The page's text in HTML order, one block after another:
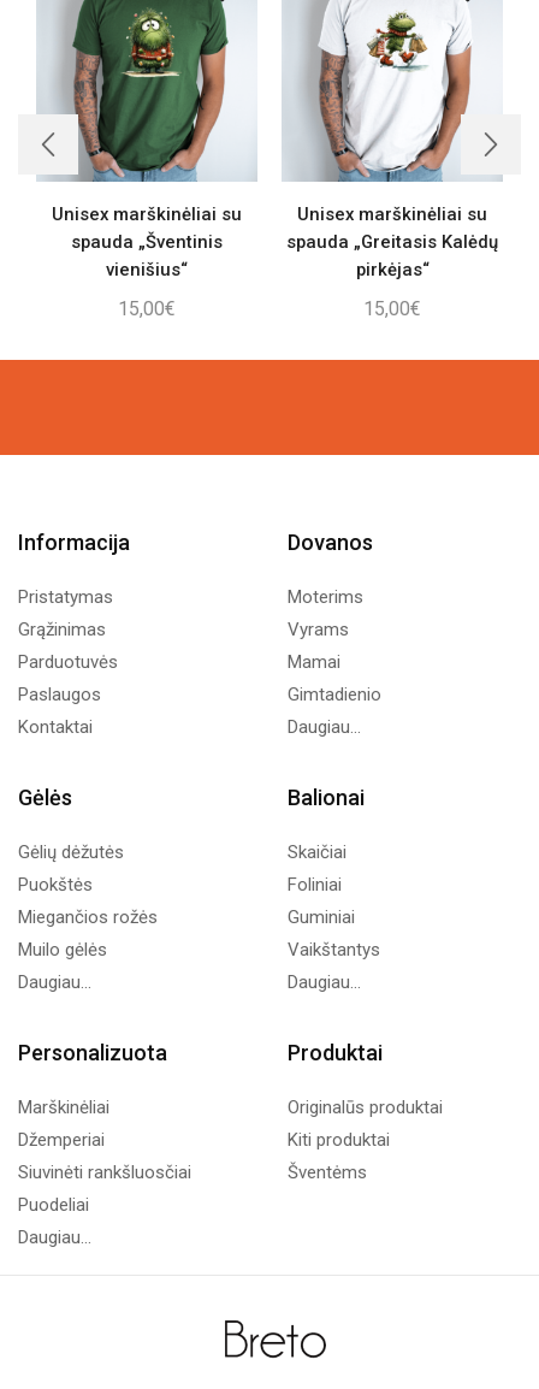
Unisex marškinėliai su
spauda „Šventinis
vienišius“
15,00€
Unisex marškinėliai su
spauda „Greitasis Kalėdų
pirkėjas“
15,00€
Informacija
Pristatymas
Grąžinimas
Parduotuvės
Paslaugos
Kontaktai
Dovanos
Moterims
Vyrams
Mamai
Gimtadienio
Daugiau...
Gėlės
Gėlių dėžutės
Puokštės
Miegančios rožės
Muilo gėlės
Daugiau...
Balionai
Skaičiai
Foliniai
Guminiai
Vaikštantys
Daugiau...
Personalizuota
Marškinėliai
Džemperiai
Siuvinėti rankšluosčiai
Puodeliai
Daugiau...
Produktai
Originalūs produktai
Kiti produktai
Šventėms